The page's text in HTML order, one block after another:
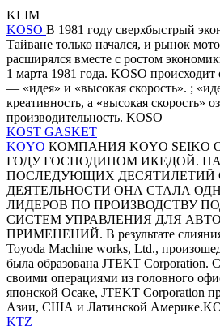
KLIM
KOSO В 1981 году сверхбыстрый
Тайване только начался, и рынок
расширялся вместе с ростом
1 марта 1981 года. KOSO происходит
— «идея» и «высокая скорость». ;
креативность, а «высокая скорость»
производительность. KOSO
KOST GASKET
KOYO КОМПАНИЯ KOYO SEIKO
ГОДУ ГОСПОДИНОМ ИКЕДОЙ.
ПОСЛЕДУЮЩИХ ДЕСЯТИЛЕТИЙ
ДЕЯТЕЛЬНОСТИ ОНА СТАЛА
ЛИДЕРОВ ПО ПРОИЗВОДСТВУ
СИСТЕМ УПРАВЛЕНИЯ ДЛЯ
ПРИМЕНЕНИЙ. В результате
Toyoda Machine works, Ltd.,
была образована JTEKT Corporation.
своими операциями из головного
японской Осаке, JTEKT Corporation
Азии, США и Латинской
KTZ